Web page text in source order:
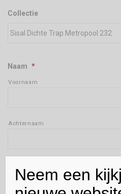
Collectie
Naam *
Voornaam
Achternaam
Adres
Neem een